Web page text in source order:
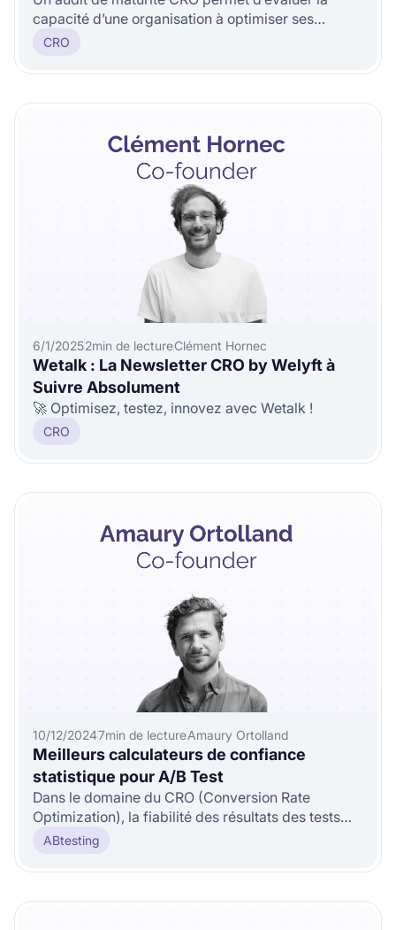
capacité d’une organisation à optimiser ses
performances à travers des méthod
CRO
6/1/20252min de lectureClément Hornec
Wetalk : La Newsletter CRO by Welyft à
Suivre Absolument
🚀 Optimisez, testez, innovez avec Wetalk !
CRO
10/12/20247min de lectureAmaury Ortolland
Meilleurs calculateurs de confiance
statistique pour A/B Test
Dans le domaine du CRO (Conversion Rate
Optimization), la fiabilité des résultats des tests
A/B est essentielle pour prendr
ABtesting